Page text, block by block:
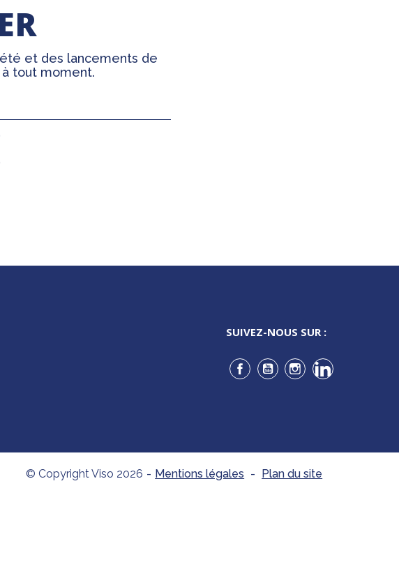
et des lancements de
à tout moment.
SUIVEZ-NOUS SUR :
Facebook
YouTubeInstagramLinkedIn
© Copyright Viso 2026 - Mentions légales - Plan du site